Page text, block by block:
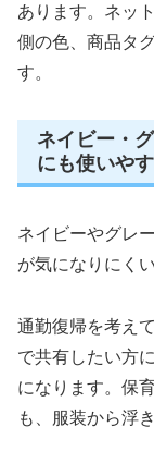
あります。ネッ
側の色、商品タ
す。
ネイビー・
にも使いや
ネイビーやグレ
が気になりにく
通勤復帰を考え
で共有したい方
になります。保
も、服装から浮